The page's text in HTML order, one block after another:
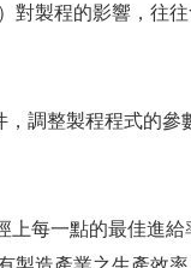
製程的影響，往
調整製程程式的
每一點的最佳進